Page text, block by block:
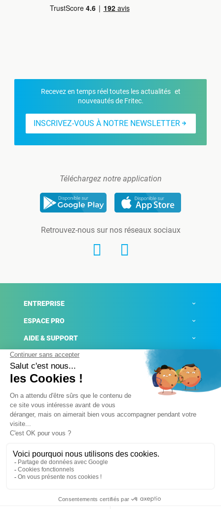
Recevez en temps réel toutes les actualités et
nouveautés de Fritec.
INSCRIVEZ-VOUS À NOTRE NEWSLETTER
Téléchargez notre application
Retrouvez-nous sur nos réseaux sociaux
ENTREPRISE
ESPACE PRO
AIDE & SUPPORT
ACTUALITÉS
Mentions légales
Conditions générales de ventes
Plateforme de signalement